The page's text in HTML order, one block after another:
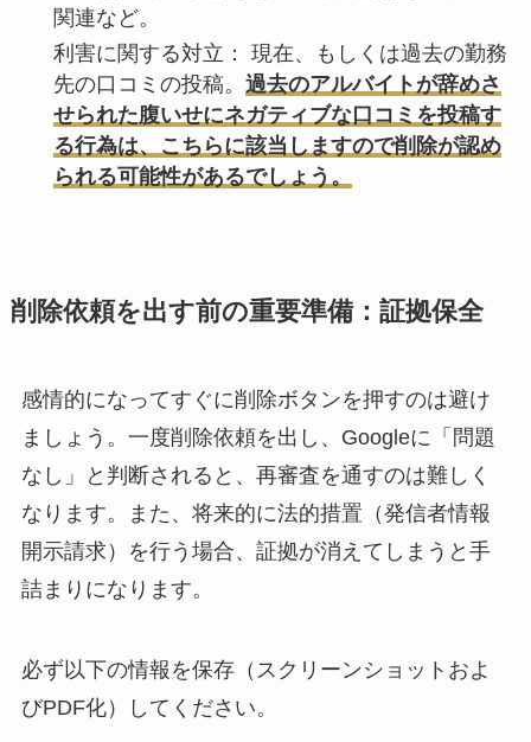
関連など。
利害に関する対立：
現在、もしくは過去の勤務
先の口コミの投稿。 過去のアルバイトが辞めさ
せられた腹いせにネガティブな口コミを投稿す
る行為は、こちらに該当しますので削除が認め
られる可能性があるでしょう。
削除依頼を出す前の重要準備：証拠保全
感情的になってすぐに削除ボタンを押すのは避け
ましょう。一度削除依頼を出し、Googleに「問題
なし」と判断されると、再審査を通すのは難しく
なります。また、将来的に法的措置（発信者情報
開示請求）を行う場合、証拠が消えてしまうと手
詰まりになります。
必ず以下の情報を保存（スクリーンショットおよ
びPDF化）してください。